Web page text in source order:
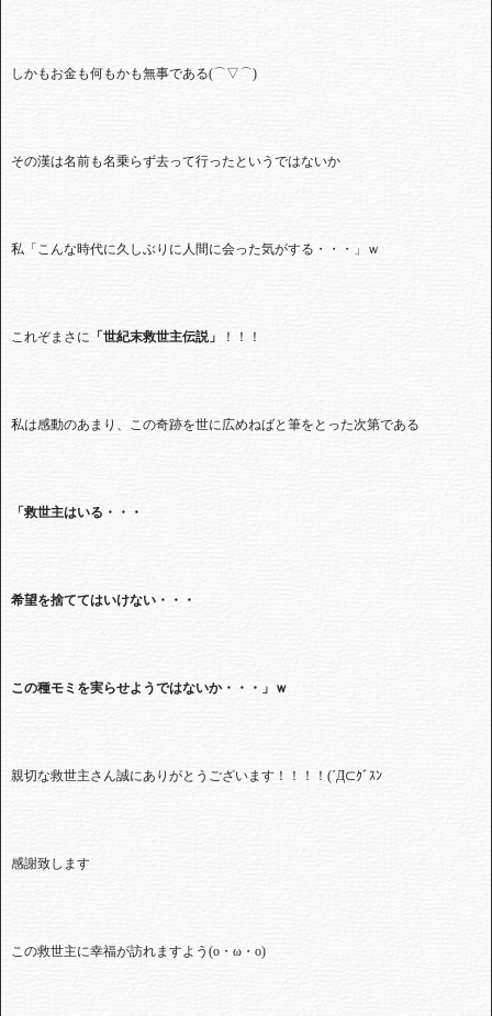
しかもお金も何もかも無事である(⌒▽⌒)
その漢は名前も名乗らず去って行ったというではないか
私「こんな時代に久しぶりに人間に会った気がする・・・」ｗ
これぞまさに 「世紀末救世主伝説」 ！！！
私は感動のあまり、この奇跡を世に広めねばと筆をとった次第である
「救世主はいる・・・
希望を捨ててはいけない・・・
この種モミを実らせようではないか・・・」ｗ
親切な救世主さん誠にありがとうございます！！！！(´Д⊂ｸﾞｽﾝ
感謝致します
この救世主に幸福が訪れますよう(o・ω・o)